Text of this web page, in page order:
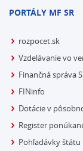
PORTÁLY MF SR
rozpocet.sk
Vzdelávanie vo
Finančná správa
FINinfo
Dotácie v
Register
Pohľadávky štátu